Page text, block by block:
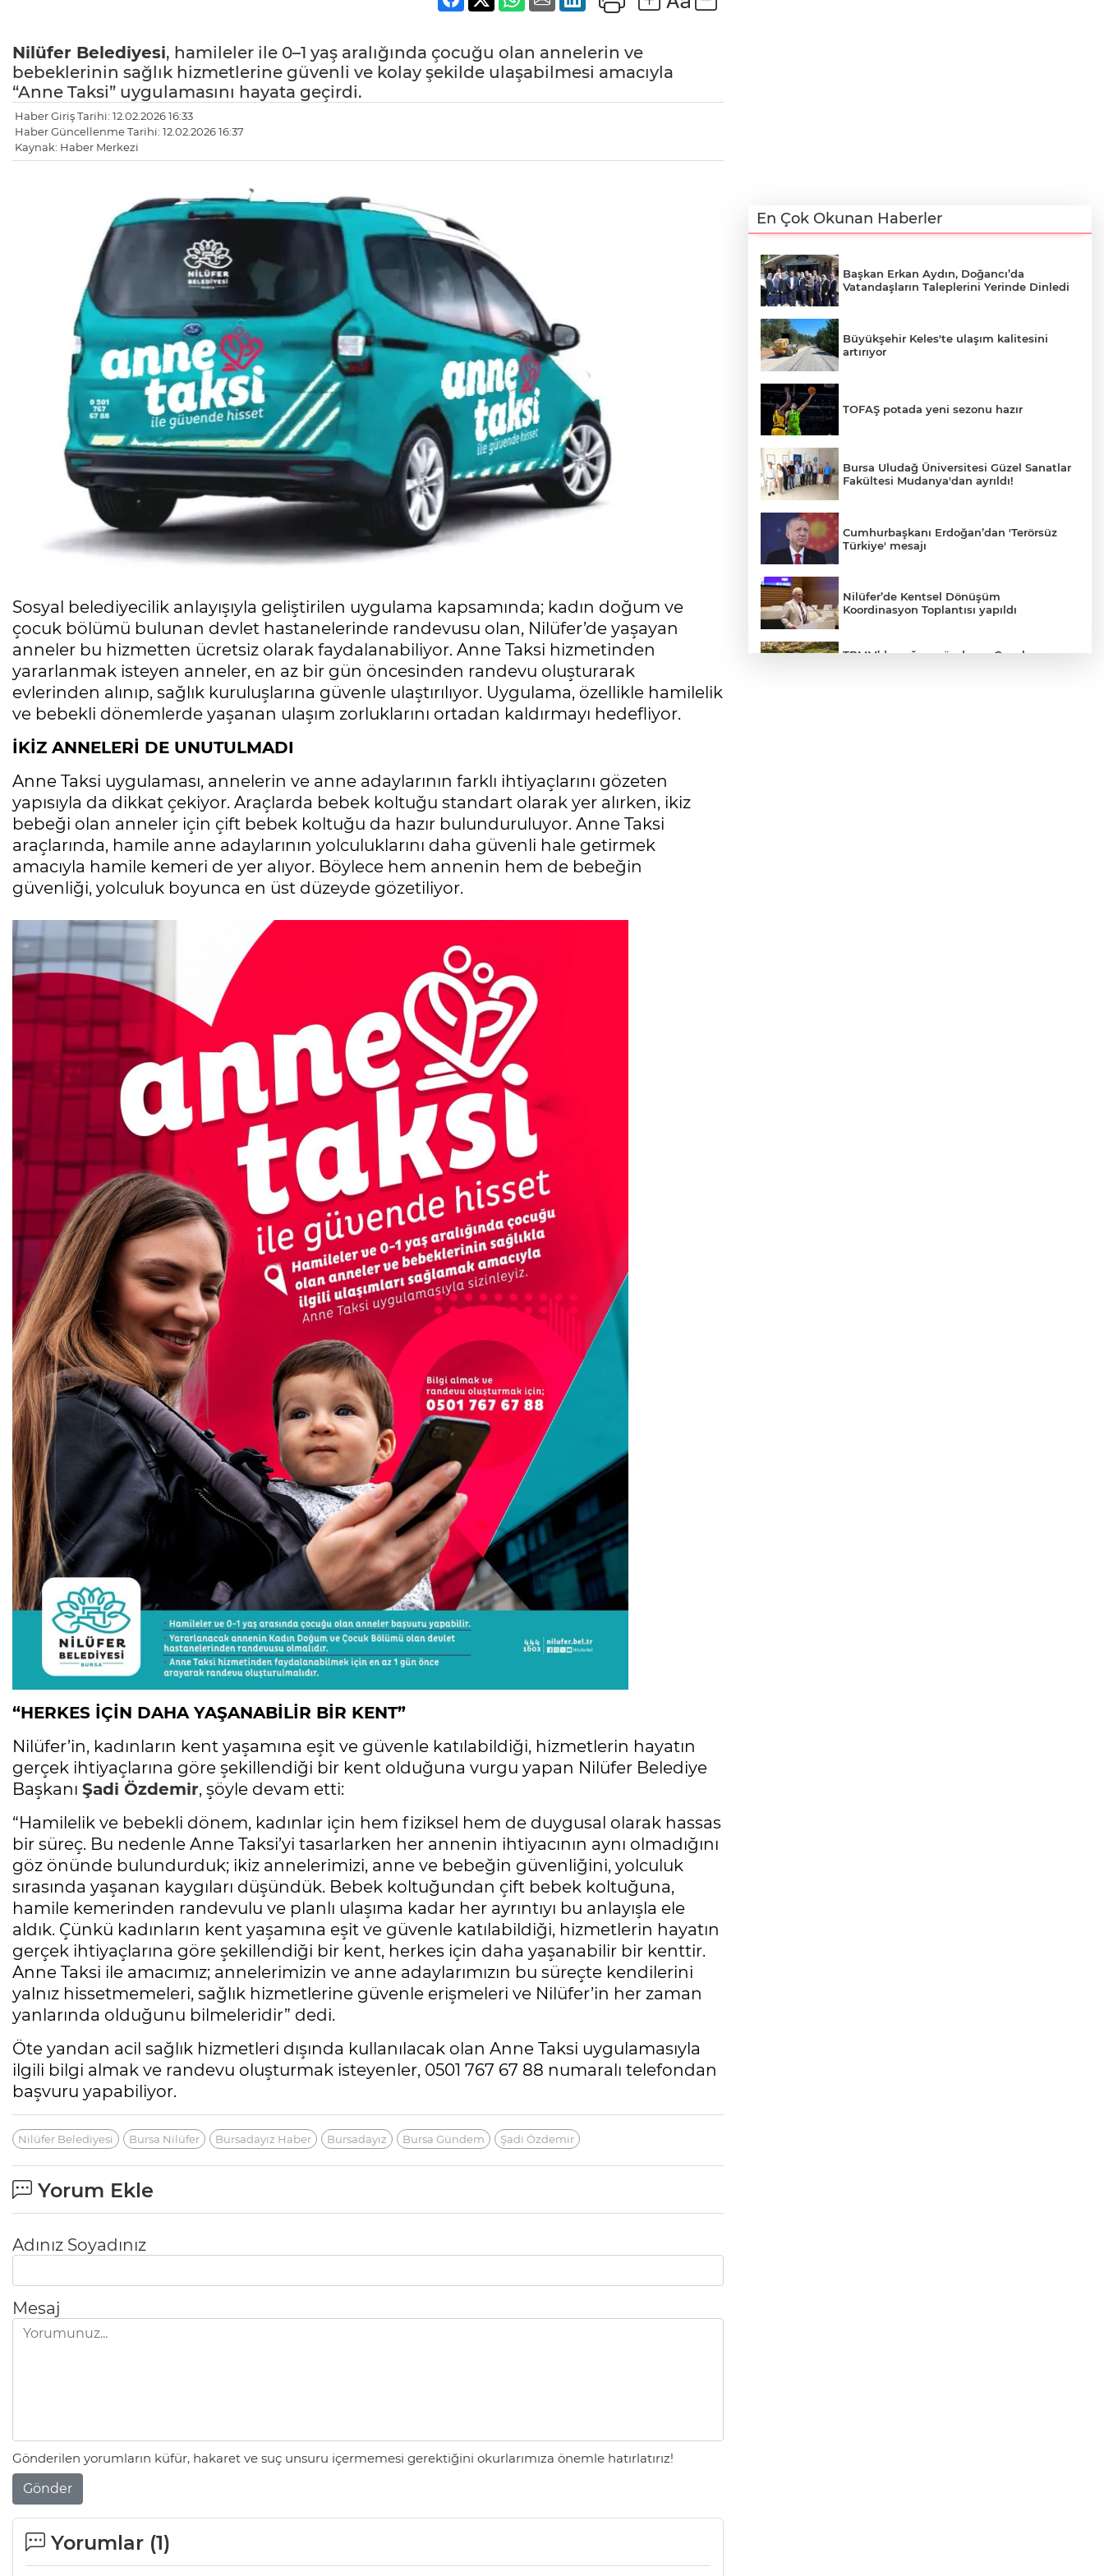
Nilüfer Belediyesi, hamileler ile 0–1 yaş aralığında çocuğu olan annelerin ve
bebeklerinin sağlık hizmetlerine güvenli ve kolay şekilde ulaşabilmesi amacıyla
“Anne Taksi” uygulamasını hayata geçirdi.
Haber Giriş Tarihi: 12.02.2026 16:33
Haber Güncellenme Tarihi: 12.02.2026 16:37
Kaynak: Haber Merkezi
Sosyal belediyecilik anlayışıyla geliştirilen uygulama kapsamında; kadın doğum ve
çocuk bölümü bulunan devlet hastanelerinde randevusu olan, Nilüfer’de yaşayan
anneler bu hizmetten ücretsiz olarak faydalanabiliyor. Anne Taksi hizmetinden
yararlanmak isteyen anneler, en az bir gün öncesinden randevu oluşturarak
evlerinden alınıp, sağlık kuruluşlarına güvenle ulaştırılıyor. Uygulama, özellikle hamilelik
ve bebekli dönemlerde yaşanan ulaşım zorluklarını ortadan kaldırmayı hedefliyor.
İKİZ ANNELERİ DE UNUTULMADI
Anne Taksi uygulaması, annelerin ve anne adaylarının farklı ihtiyaçlarını gözeten
yapısıyla da dikkat çekiyor. Araçlarda bebek koltuğu standart olarak yer alırken, ikiz
bebeği olan anneler için çift bebek koltuğu da hazır bulunduruluyor. Anne Taksi
araçlarında, hamile anne adaylarının yolculuklarını daha güvenli hale getirmek
amacıyla hamile kemeri de yer alıyor. Böylece hem annenin hem de bebeğin
güvenliği, yolculuk boyunca en üst düzeyde gözetiliyor.
“HERKES İÇİN DAHA YAŞANABİLİR BİR KENT”
Nilüfer’in, kadınların kent yaşamına eşit ve güvenle katılabildiği, hizmetlerin hayatın
gerçek ihtiyaçlarına göre şekillendiği bir kent olduğuna vurgu yapan Nilüfer Belediye
Başkanı Şadi Özdemir, şöyle devam etti:
“Hamilelik ve bebekli dönem, kadınlar için hem fiziksel hem de duygusal olarak hassas
bir süreç. Bu nedenle Anne Taksi’yi tasarlarken her annenin ihtiyacının aynı olmadığını
göz önünde bulundurduk; ikiz annelerimizi, anne ve bebeğin güvenliğini, yolculuk
sırasında yaşanan kaygıları düşündük. Bebek koltuğundan çift bebek koltuğuna,
hamile kemerinden randevulu ve planlı ulaşıma kadar her ayrıntıyı bu anlayışla ele
aldık. Çünkü kadınların kent yaşamına eşit ve güvenle katılabildiği, hizmetlerin hayatın
gerçek ihtiyaçlarına göre şekillendiği bir kent, herkes için daha yaşanabilir bir kenttir.
Anne Taksi ile amacımız; annelerimizin ve anne adaylarımızın bu süreçte kendilerini
yalnız hissetmemeleri, sağlık hizmetlerine güvenle erişmeleri ve Nilüfer’in her zaman
yanlarında olduğunu bilmeleridir” dedi.
Öte yandan acil sağlık hizmetleri dışında kullanılacak olan Anne Taksi uygulamasıyla
ilgili bilgi almak ve randevu oluşturmak isteyenler, 0501 767 67 88 numaralı telefondan
başvuru yapabiliyor.
Nilüfer Belediyesi Bursa Nilüfer Bursadayız Haber Bursadayız Bursa Gündem Şadi Özdemir
Yorum Ekle
Adınız Soyadınız
Mesaj
Gönderilen yorumların küfür, hakaret ve suç unsuru içermemesi gerektiğini okurlarımıza önemle hatırlatırız!
Gönder
Yorumlar (1)
En Çok Okunan Haberler
Başkan Erkan Aydın, Doğancı’da
Vatandaşların Taleplerini Yerinde Dinledi
Büyükşehir Keles'te ulaşım kalitesini
artırıyor
TOFAŞ potada yeni sezonu hazır
Bursa Uludağ Üniversitesi Güzel Sanatlar
Fakültesi Mudanya'dan ayrıldı!
Cumhurbaşkanı Erdoğan’dan 'Terörsüz
Türkiye' mesajı
Nilüfer’de Kentsel Dönüşüm
Koordinasyon Toplantısı yapıldı
TBMM’de yoğun gündem... Çocuk